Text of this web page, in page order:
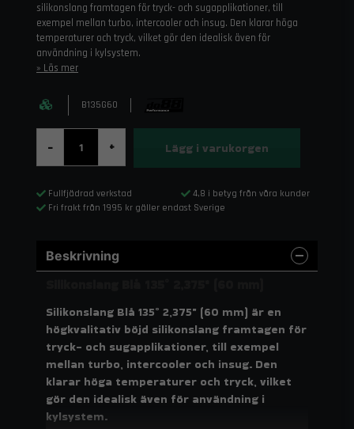
silikonslang framtagen för tryck- och sugapplikationer, till
exempel mellan turbo, intercooler och insug. Den klarar höga
temperaturer och tryck, vilket gör den idealisk även för
användning i kylsystem.
Läs mer
B135G60
- + Lägg i varukorgen
Fullfjädrad verkstad
4,8 i betyg från våra kunder
Fri frakt från 1995 kr gäller endast Sverige
Beskrivning
Silikonslang Blå 135° 2,375" (60 mm) är en
högkvalitativ böjd silikonslang framtagen för
tryck- och sugapplikationer, till exempel
mellan turbo, intercooler och insug. Den
klarar höga temperaturer och tryck, vilket
gör den idealisk även för användning i
kylsystem.